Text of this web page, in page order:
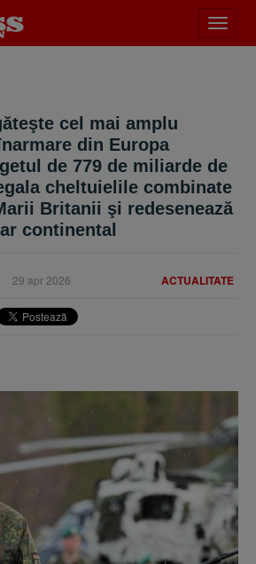
meniu
cel mai amplu
din Europa
de 779 de miliarde de
cheltuielile combinate
Britanii şi redesenează
continental
ACTUALITATE
29 apr 2026